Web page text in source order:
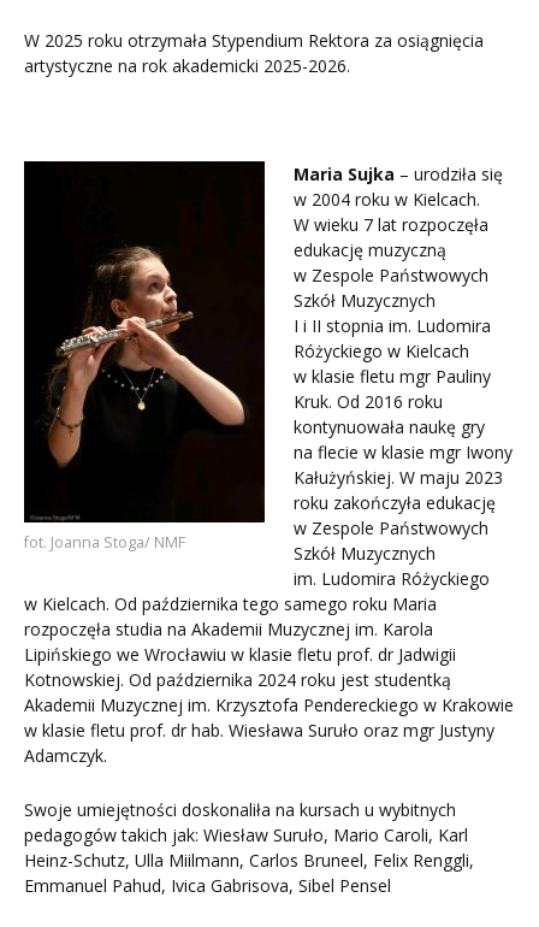
W 2025 roku otrzymała Stypendium Rektora za osiągnięcia
artystyczne na rok akademicki 2025-2026.
fot. Joanna Stoga/ NMF
Maria Sujka – urodziła się
w 2004 roku w Kielcach.
W wieku 7 lat rozpoczęła
edukację muzyczną
w Zespole Państwowych
Szkół Muzycznych
I i II stopnia im. Ludomira
Różyckiego w Kielcach
w klasie fletu mgr Pauliny
Kruk. Od 2016 roku
kontynuowała naukę gry
na flecie w klasie mgr Iwony
Kałużyńskiej. W maju 2023
roku zakończyła edukację
w Zespole Państwowych
Szkół Muzycznych
im. Ludomira Różyckiego
w Kielcach. Od października tego samego roku Maria
rozpoczęła studia na Akademii Muzycznej im. Karola
Lipińskiego we Wrocławiu w klasie fletu prof. dr Jadwigii
Kotnowskiej. Od października 2024 roku jest studentką
Akademii Muzycznej im. Krzysztofa Pendereckiego w Krakowie
w klasie fletu prof. dr hab. Wiesława Suruło oraz mgr Justyny
Adamczyk.
Swoje umiejętności doskonaliła na kursach u wybitnych
pedagogów takich jak: Wiesław Suruło, Mario Caroli, Karl
Heinz-Schutz, Ulla Miilmann, Carlos Bruneel, Felix Renggli,
Emmanuel Pahud, Ivica Gabrisova, Sibel Pensel